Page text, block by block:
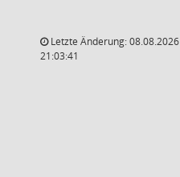
Letzte Änderung: 08.08.2026
21:03:41